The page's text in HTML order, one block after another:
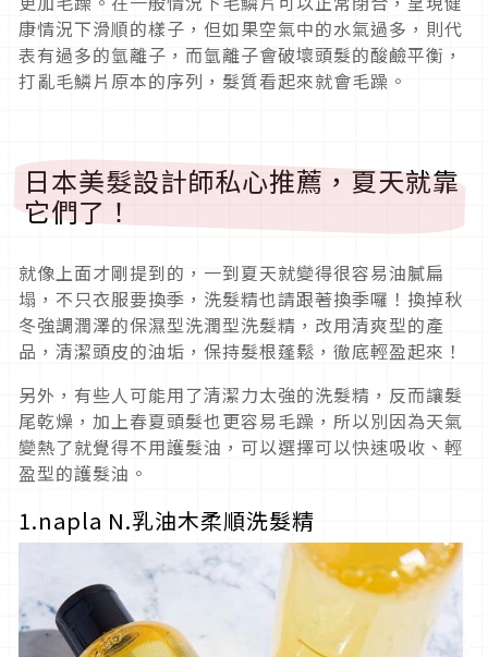
康情況下滑順的樣子，但如果空氣中的水氣過多，則代
表有過多的氫離子，而氫離子會破壞頭髮的酸鹼平衡，
打亂毛鱗片原本的序列，髮質看起來就會毛躁。
日本美髮設計師私心推薦，夏天就靠
它們了！
就像上面才剛提到的，一到夏天就變得很容易油膩扁
塌，不只衣服要換季，洗髮精也請跟著換季囉！換掉秋
冬強調潤澤的保濕型洗潤型洗髮精，改用清爽型的產
品，清潔頭皮的油垢，保持髮根蓬鬆，徹底輕盈起來！
另外，有些人可能用了清潔力太強的洗髮精，反而讓髮
尾乾燥，加上春夏頭髮也更容易毛躁，所以別因為天氣
變熱了就覺得不用護髮油，可以選擇可以快速吸收、輕
盈型的護髮油。
1.napla N.乳油木柔順洗髮精